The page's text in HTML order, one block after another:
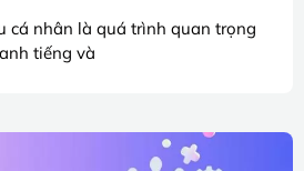
cá nhân là quá trình quan trọng
tiếng và